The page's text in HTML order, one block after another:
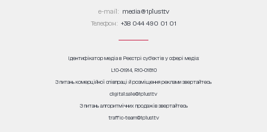
е-mail: media@1plus1.tv
Телефон: +38 044 490 01 01
Ідентифікатор медіа в Реєстрі суб’єктів у сфері медіа:
L10-01914, R10-01810
З питань комерційної співпраці й розміщення реклами звертайтесь
digital.sale@1plus1.tv
З питань алгоритмічних продажів звертайтесь
traffic-team@1plus1.tv